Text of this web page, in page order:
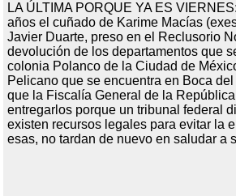
LA ÚLTIMA PORQUE YA ES
años el cuñado de Karime Macías
Javier Duarte, preso en el Reclusorio
devolución de los departamentos que
colonia Polanco de la Ciudad de
Pelicano que se encuentra en Boca
que la Fiscalía General de la
entregarlos porque un tribunal federal
existen recursos legales para evitar la
esas, no tardan de nuevo en saludar a